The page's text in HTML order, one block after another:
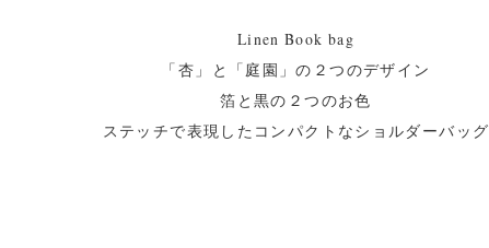
Linen Book bag
「杏」と「庭園」の２つのデザイン
箔と黒の２つのお色
ステッチで表現したコンパクトなショルダーバッグ